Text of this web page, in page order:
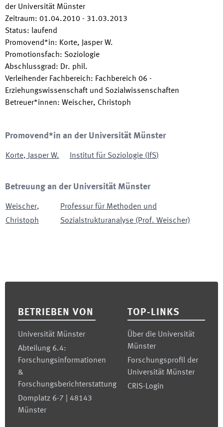
der Universität Münster
Zeitraum: 01.04.2010 - 31.03.2013
Status: laufend
Promovend*in: Korte, Jasper W.
Promotionsfach: Soziologie
Abschlussgrad: Dr. phil.
Verleihender Fachbereich: Fachbereich 06 -
Erziehungswissenschaft und Sozialwissenschaften
Betreuer*innen: Weischer, Christoph
Promovend*in an der Universität Münster
Korte, Jasper W. Institut für Soziologie ( IfS)
Betreuung an der Universität Münster
Weischer,
Christoph
Professur für Methoden und
Sozialstrukturanalyse (Prof. Weischer)
BETRIEBEN VON
Universität Münster
Abteilung 6.4:
Forschungsinformationen
&
Forschungsberichterstattung
Domplatz 6-7 | 48143
Münster
TOP-LINKS
Über die Universität
Münster
Forschungsprofil der
Universität Münster
CRIS-Login